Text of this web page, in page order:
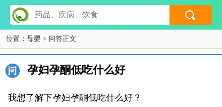
位置： 母婴 > 问答正文
孕妇孕酮低吃什么好
我想了解下孕妇孕酮低吃什么好？